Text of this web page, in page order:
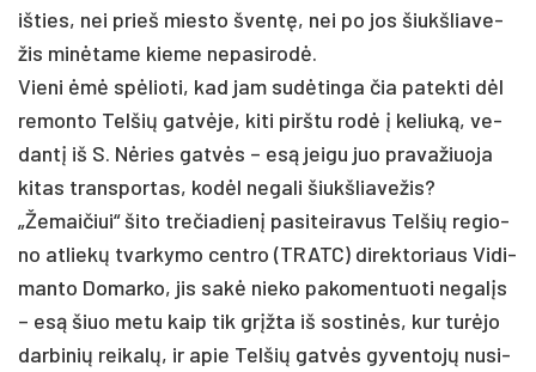
iš­ties, nei prie­š mies­to šventę, nei po jos šiukš­lia­ve­
žis minė­ta­me kie­me ne­pa­si­rodė.
Vie­ni ėmė spėlio­ti, kad jam su­dėtin­ga čia pa­tek­ti dėl
re­mon­to Tel­šių gatvė­je, ki­ti pirš­tu rodė į ke­liuką, ve­
dantį iš S. Nėries gatvės – esą jei­gu juo pra­va­žiuo­ja
ki­tas trans­por­tas, kodėl ne­ga­li šiukš­lia­ve­žis?
„Že­mai­čiui“ ši­to tre­čia­dienį pa­si­tei­ra­vus Tel­šių re­gio­
no at­liekų tvar­ky­mo cent­ro (TRATC) di­rek­to­riaus Vi­di­
man­to Do­mar­ko, jis sakė nie­ko pa­ko­men­tuo­ti ne­galįs
– esą šiuo me­tu kaip tik grįžta iš sos­tinės, kur turė­jo
dar­bi­nių rei­kalų, ir apie Tel­šių gatvės gy­ven­tojų nu­si­